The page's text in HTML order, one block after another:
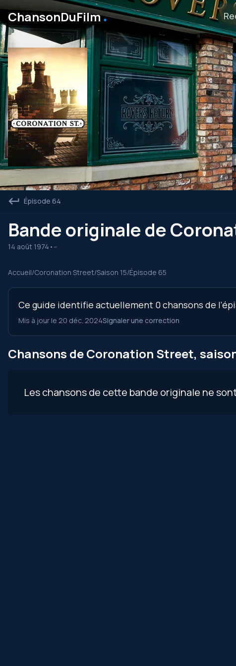
ChansonDuFilm․
Épisode 64
Bande originale de
14 août 1974 • --
Accueil/Coronation Street/Saison 15/Épisode 65
Ce guide identifie actuellement 0 chansons de
Mis à jour le 20 déc. 2024Signaler une correction
Chansons de Coronation Street,
Les chansons de cette bande originale ne